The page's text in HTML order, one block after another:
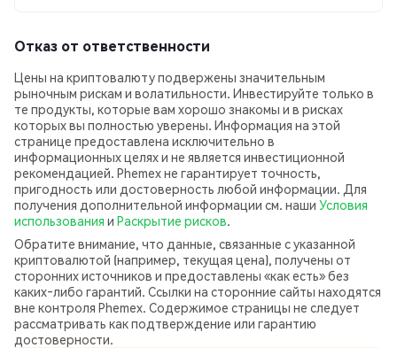
Отказ от ответственности
Цены на криптовалюту подвержены значительным
рыночным рискам и волатильности. Инвестируйте только в
те продукты, которые вам хорошо знакомы и в рисках
которых вы полностью уверены. Информация на этой
странице предоставлена исключительно в
информационных целях и не является инвестиционной
рекомендацией. Phemex не гарантирует точность,
пригодность или достоверность любой информации. Для
получения дополнительной информации см. наши Условия
использования и Раскрытие рисков.
Обратите внимание, что данные, связанные с указанной
криптовалютой (например, текущая цена), получены от
сторонних источников и предоставлены «как есть» без
каких‑либо гарантий. Ссылки на сторонние сайты находятся
вне контроля Phemex. Содержимое страницы не следует
рассматривать как подтверждение или гарантию
достоверности.